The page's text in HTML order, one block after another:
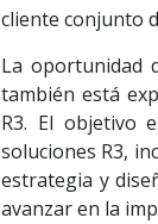
cliente conjunto
La oportunidad
también está
R3. El objetivo
soluciones R3,
estrategia y
avanzar en la